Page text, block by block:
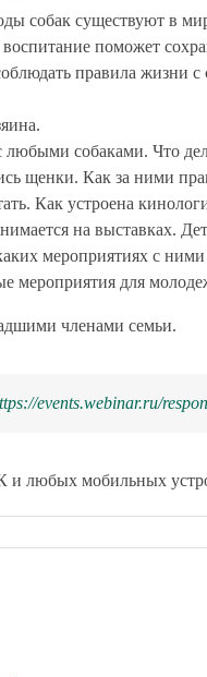
собак существуют в
поможет
правила жизни
собаками. Что
щенки. Как за ними
Как устроена
на выставках.
мероприятиях с
мероприятия для
членами семьи.
events.webinar.ru/
и любых мобильных